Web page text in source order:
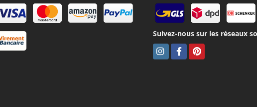
Suivez-nous sur les réseaux